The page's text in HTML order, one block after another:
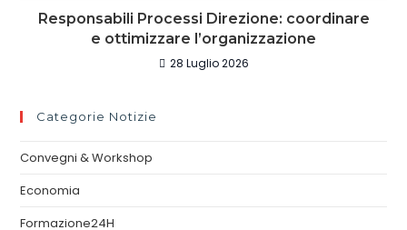
Responsabili Processi Direzione: coordinare
e ottimizzare l’organizzazione
28 Luglio 2026
Categorie Notizie
Convegni & Workshop
Economia
Formazione24H